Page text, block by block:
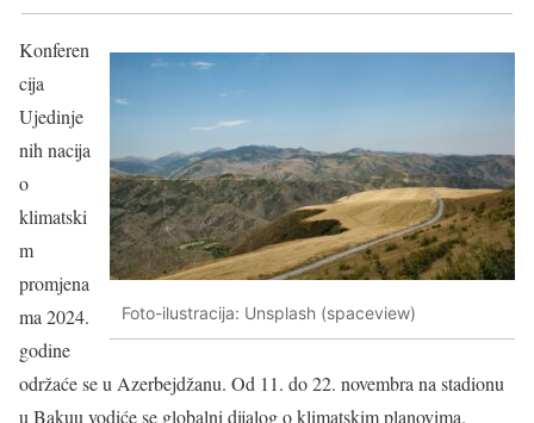
Foto-ilustracija: Unsplash (spaceview)
Konferen
cija
Ujedinje
nih nacija
o
klimatski
m
promjena
ma 2024.
godine
održaće se u Azerbejdžanu. Od 11. do 22. novembra na stadionu
u Bakuu vodiće se globalni dijalog o klimatskim planovima.